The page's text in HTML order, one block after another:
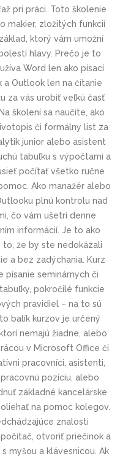
pri práci. Toto školenie
makier, zložitých funkcií
ktorý vám umožní
hlavy. Prečo je to
Word len ako písací
a Outlook len na čítanie
za vás urobiť veľkú časť
školení sa naučíte, ako
či formálny list za
junior alebo asistent
tabuľku s výpočtami a
počítať všetko ručne
Ako manažér alebo
plnú kontrolu nad
čo vám ušetrí denne
informácií. Je to ako
že by ste nedokázali
a bez zadýchania. Kurz
seminárnych či
pokročilé funkcie
pravidiel – na to sú
balík kurzov je určený
nemajú žiadne, alebo
v Microsoft Office či
pracovníci, asistenti,
pozíciu, alebo
základné kancelárske
na pomoc kolegov.
znalosti
otvoriť priečinok a
myšou a klávesnicou. Ak